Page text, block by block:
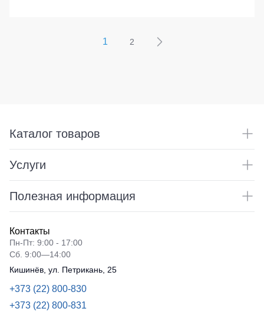
1 2
Каталог товаров
Услуги
Полезная информация
Контакты
Пн-Пт: 9:00 - 17:00
Сб. 9:00—14:00
Кишинёв, ул. Петрикань, 25
+373 (22) 800-830
+373 (22) 800-831